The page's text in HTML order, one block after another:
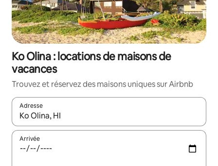
Ko Olina : locations de maisons de
vacances
Trouvez et réservez des maisons uniques sur Airbnb
Adresse
Lorsque les résultats s'affichent, utilisez les flèches vers le
Arrivée